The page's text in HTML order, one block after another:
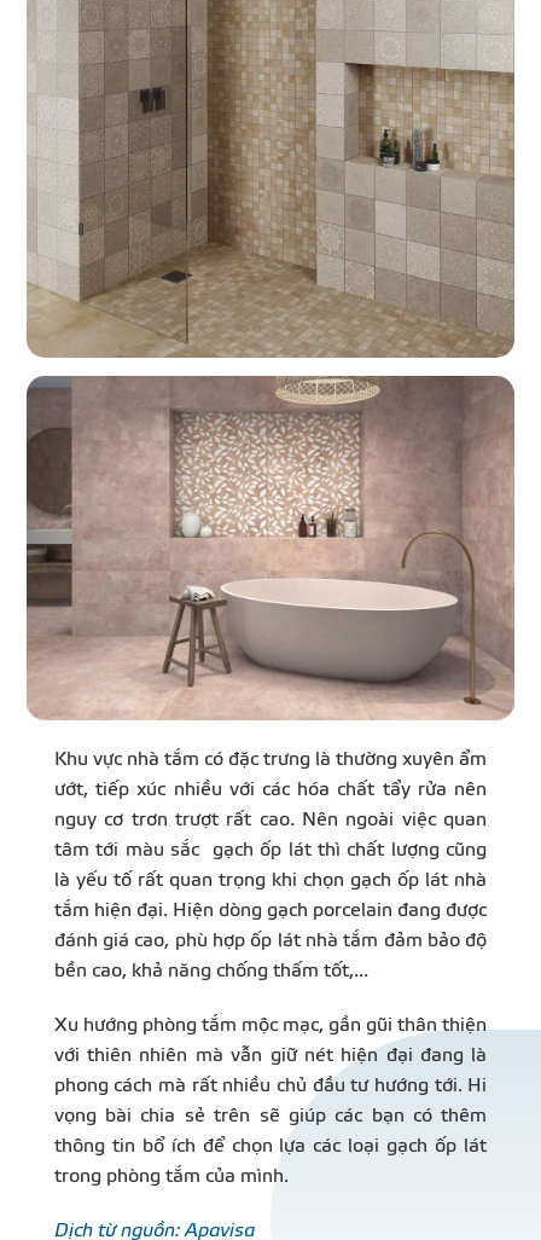
Khu vực nhà tắm có đặc trưng là thường xuyên ẩm
ướt, tiếp xúc nhiều với các hóa chất tẩy rửa nên
nguy cơ trơn trượt rất cao. Nên ngoài việc quan
tâm tới màu sắc gạch ốp lát thì chất lượng cũng
là yếu tố rất quan trọng khi chọn gạch ốp lát nhà
tắm hiện đại. Hiện dòng gạch porcelain đang được
đánh giá cao, phù hợp ốp lát nhà tắm đảm bảo độ
bền cao, khả năng chống thấm tốt,...
Xu hướng phòng tắm mộc mạc, gần gũi thân thiện
với thiên nhiên mà vẫn giữ nét hiện đại đang là
phong cách mà rất nhiều chủ đầu tư hướng tới. Hi
vọng bài chia sẻ trên sẽ giúp các bạn có thêm
thông tin bổ ích để chọn lựa các loại gạch ốp lát
trong phòng tắm của mình.
Dịch từ nguồn: Apavisa